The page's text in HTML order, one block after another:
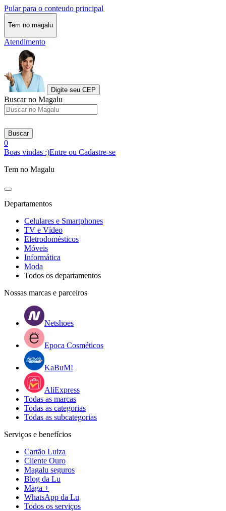
Pular para o conteudo principal
Tem no magalu
Atendimento
Digite seu CEP
Buscar no Magalu
Buscar
0
Boas vindas :)Entre ou Cadastre-se
Tem no Magalu
Departamentos
Celulares e Smartphones
TV e Vídeo
Eletrodomésticos
Móveis
Informática
Moda
Todos os departamentos
Nossas marcas e parceiros
Netshoes
Epoca Cosméticos
KaBuM!
AliExpress
Todas as marcas
Todas as categorias
Todas as subcategorias
Serviços e benefícios
Cartão Luiza
Cliente Ouro
Magalu seguros
Blog da Lu
Maga +
WhatsApp da Lu
Todos os serviços